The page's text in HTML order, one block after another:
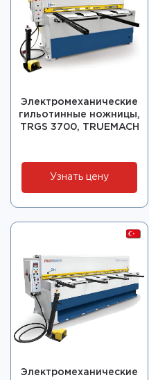
Электромеханические
гильотинные ножницы,
TRGS 3700, TRUEMACH
Узнать цену
Электромеханические